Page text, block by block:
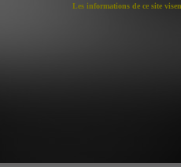
Les informations de ce site